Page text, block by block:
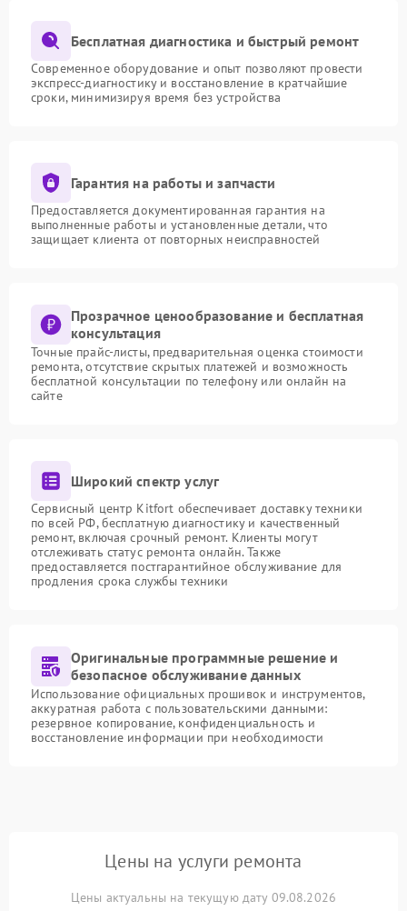
Бесплатная диагностика и быстрый ремонт
Современное оборудование и опыт позволяют провести
экспресс-диагностику и восстановление в кратчайшие
сроки, минимизируя время без устройства
Гарантия на работы и запчасти
Предоставляется документированная гарантия на
выполненные работы и установленные детали, что
защищает клиента от повторных неисправностей
Прозрачное ценообразование и бесплатная
консультация
Точные прайс-листы, предварительная оценка стоимости
ремонта, отсутствие скрытых платежей и возможность
бесплатной консультации по телефону или онлайн на
сайте
Широкий спектр услуг
Сервисный центр Kitfort обеспечивает доставку техники
по всей РФ, бесплатную диагностику и качественный
ремонт, включая срочный ремонт. Клиенты могут
отслеживать статус ремонта онлайн. Также
предоставляется постгарантийное обслуживание для
продления срока службы техники
Оригинальные программные решение и
безопасное обслуживание данных
Использование официальных прошивок и инструментов,
аккуратная работа с пользовательскими данными:
резервное копирование, конфиденциальность и
восстановление информации при необходимости
Цены на услуги ремонта
Цены актуальны на текущую дату 09.08.2026